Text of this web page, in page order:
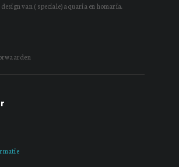
van ( speciale) aquaria en homaria.